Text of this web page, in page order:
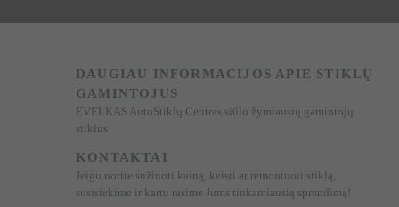
DAUGIAU INFORMACIJOS APIE STIKLŲ
GAMINTOJUS
EVELKAS AutoStiklų Centras siūlo žymiausių gamintojų
stiklus
KONTAKTAI
Jeigu norite sužinoti kainą, keisti ar remontuoti stiklą,
susisiekime ir kartu rasime Jums tinkamiausią sprendimą!